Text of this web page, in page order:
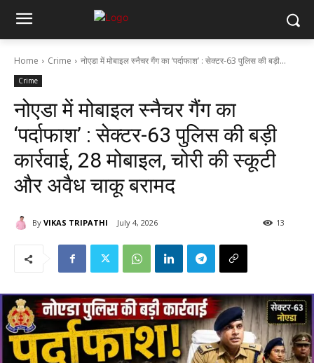
Home Crime नोएडा में मोबाइल स्नैचर गैंग का ‘पर्दाफाश’ : सेक्टर-63 पुलिस की बड़ी...
Crime
नोएडा में मोबाइल स्नैचर गैंग का
‘पर्दाफाश’ : सेक्टर-63 पुलिस की बड़ी
कार्रवाई, 28 मोबाइल, चोरी की स्कूटी
और अवैध चाकू बरामद
By VIKAS TRIPATHI July 4, 2026 13